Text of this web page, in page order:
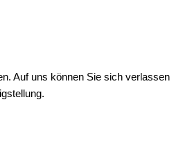
Auf uns können Sie sich verlassen